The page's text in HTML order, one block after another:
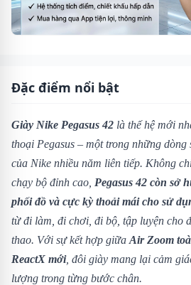
Đặc điểm nổi bật
Giày Nike Pegasus 42 là thế hệ mới
thoại Pegasus – một trong những dòng
của Nike nhiều năm liên tiếp. Không
chạy bộ đỉnh cao, Pegasus 42 còn sở
phối đồ và cực kỳ thoải mái cho sử
từ đi làm, đi chơi, đi bộ, tập luyện cho
thao. Với sự kết hợp giữa Air Zoom
ReactX mới, đôi giày mang lại cảm
lượng trong từng bước chân.